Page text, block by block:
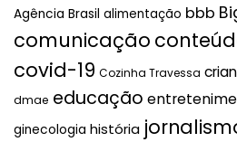
Agência Brasil alimentação bbb
comunicação
covid-19 Cozinha Travessa
dmae educação
ginecologia história